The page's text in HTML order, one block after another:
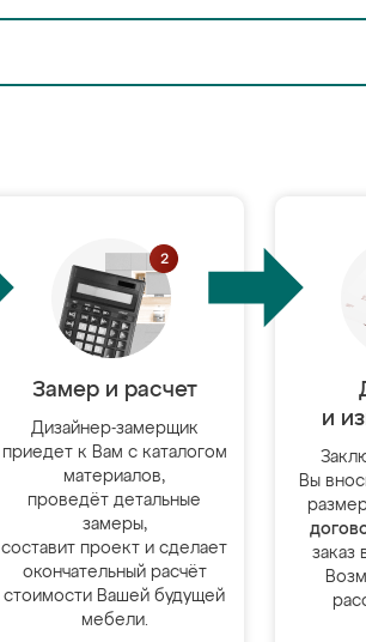
Замер и расчет
Дизайнер-замерщик
приедет к Вам с каталогом
материалов,
проведёт детальные
замеры,
составит проект и сделает
окончательный расчёт
стоимости Вашей будущей
мебели.
и
Вы
заказ